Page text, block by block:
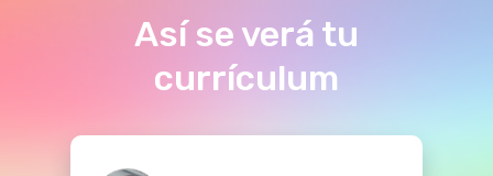
Así se verá tu
currículum
reales y programas de prácticas